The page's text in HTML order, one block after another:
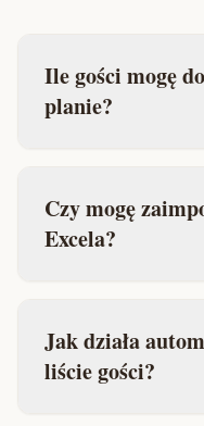
Ile gości mogę
planie?
Czy mogę
Excela?
Jak działa
liście gości?